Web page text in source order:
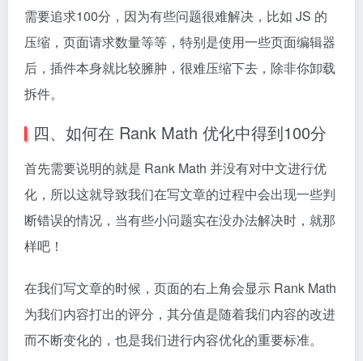
需要追求100分，因为有些问题很难解决，比如 JS 的
压缩，页面请求数量等等，特别是使用一些页面编辑器
后，插件本身就比较臃肿，很难压缩下去，除非你卸载
拆件。
四、如何在 Rank Math 优化中得到100分
首先需要说明的就是 Rank Math 并没有对中文进行优
化，所以这就导致我们在写文章的过程中会出现一些判
断错误的情况，当有些小问题实在没办法解决时，就那
样吧！
在我们写文章的时候，页面的右上角会显示 Rank Math
为我们内容打出的评分，其分值是随着我们内容的改进
而不断变化的，也是我们进行内容优化的重要标准。